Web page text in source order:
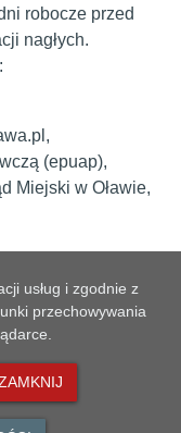
robocze przed
nagłych.
(epuap),
Miejski w Oławie,
usług i zgodnie z
przechowywania